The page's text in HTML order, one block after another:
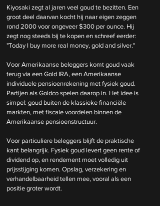
Kiyosaki zegt al jaren veel goud te bezitten. Een
groot deel daarvan kocht hij naar eigen zeggen
rond 2000 voor ongeveer $300 per ounce. Hij
zegt nog steeds bij te kopen en schreef eerder:
"Today I buy more real money, gold and silver."
Voor Amerikaanse beleggers komt goud vaak
terug via een Gold IRA, een Amerikaanse
individuele pensioenrekening met fysiek goud.
Partijen als Goldco spelen daarop in. Het idee is
simpel: goud buiten de klassieke financiële
markten, met fiscale voordelen binnen de
Amerikaanse pensioenstructuur.
Voor particuliere beleggers blijft de praktische
kant belangrijk. Fysiek goud levert geen rente of
dividend op, en rendement moet volledig uit
prijsstijging komen. Opslag, verzekering en
verhandelbaarheid tellen mee, vooral als een
positie groter wordt.